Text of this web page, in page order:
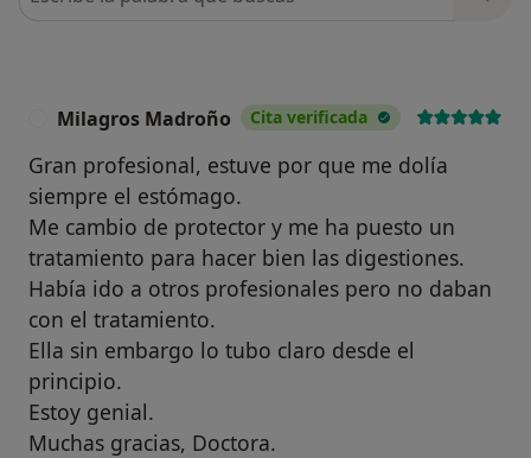
Milagros Madroño Cita verificada
Gran profesional, estuve por que me dolía
siempre el estómago.
Me cambio de protector y me ha puesto un
tratamiento para hacer bien las digestiones.
Había ido a otros profesionales pero no daban
con el tratamiento.
Ella sin embargo lo tubo claro desde el
principio.
Estoy genial.
Muchas gracias, Doctora.